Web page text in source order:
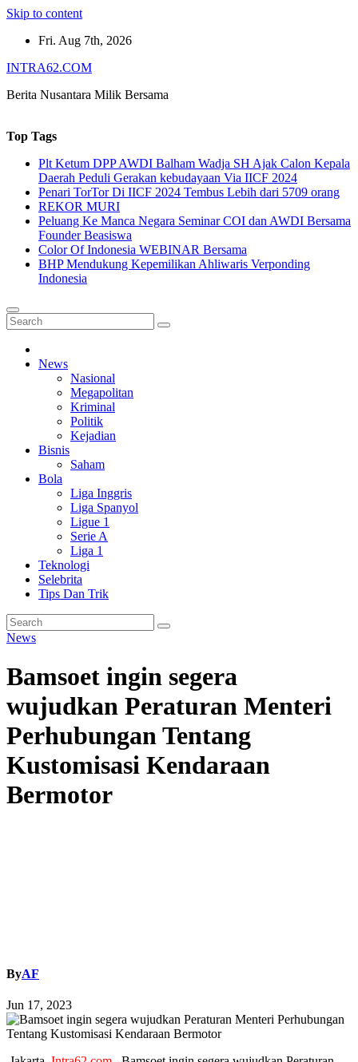
Skip to content
Fri. Aug 7th, 2026
INTRA62.COM
Berita Nusantara Milik Bersama
Top Tags
Plt Ketum DPP AWDI Balham Wadja SH Ajak Calon Kepala
Daerah Peduli Gerakan kebudayaan Via IICF 2024
Penari TorTor Di IICF 2024 Tembus Lebih dari 5709 orang
REKOR MURI
Peluang Ke Manca Negara Seminar COI dan AWDI Bersama
Founder Beasiswa
Color Of Indonesia WEBINAR Bersama
BHP Mendukung Kepemilikan Ahliwaris Verponding
Indonesia
News
Nasional
Megapolitan
Kriminal
Politik
Kejadian
Bisnis
Saham
Bola
Liga Inggris
Liga Spanyol
Ligue 1
Serie A
Liga 1
Teknologi
Selebrita
Tips Dan Trik
News
Bamsoet ingin segera
wujudkan Peraturan Menteri
Perhubungan Tentang
Kustomisasi Kendaraan
Bermotor
ByAF
Jun 17, 2023